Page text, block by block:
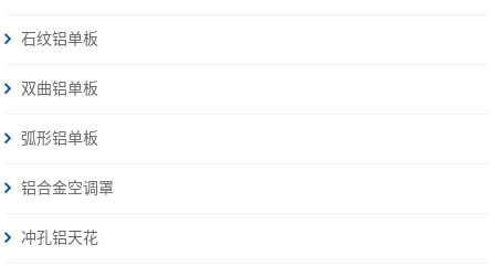
石纹铝单板
双曲铝单板
弧形铝单板
铝合金空调罩
冲孔铝天花